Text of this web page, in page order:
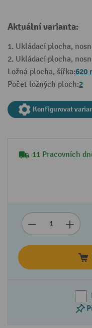
Aktuální varianta:
1. Ukládací plocha,
2. Ukládací plocha,
Ložná plocha, šířka:620
Počet ložných ploch:2
Konfigurovat
11 Pracovních